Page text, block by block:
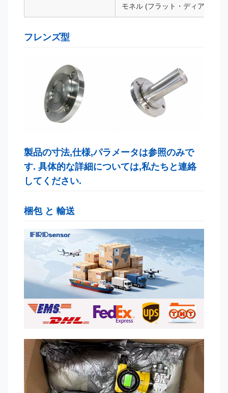
モネル (フラット・ディアフラム
フレンズ型
製品の寸法,仕様,パラメータは参照のみで
す. 具体的な詳細については,私たちと連絡
してください.
梱包 と 輸送